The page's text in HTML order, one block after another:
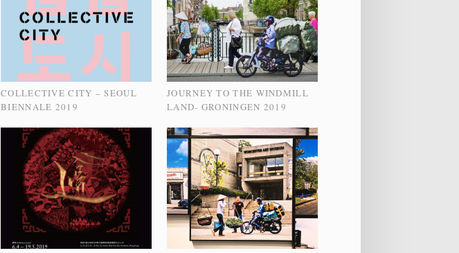
COLLECTIVE CITY – SEOUL
BIENNALE 2019
JOURNEY TO THE WINDMILL
LAND- GRONINGEN 2019